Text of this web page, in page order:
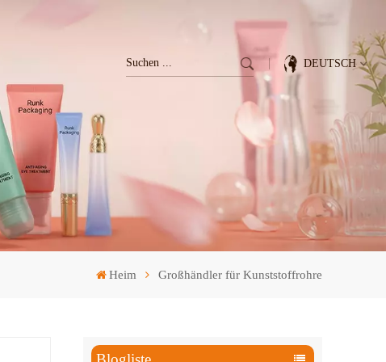
DEUTSCH
English
Deutsch
Italiano
Heim Großhändler für Kunststoffrohre